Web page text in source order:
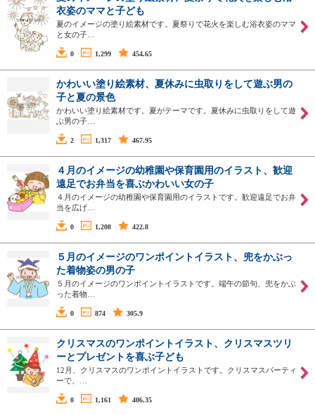
衣姿のママと子ども
夏のイメージの塗り絵素材です。夏祭りで花火を楽しむ浴衣姿のママ
と女の子…
0 1,299 454.65
かわいい塗り絵素材、夏休みに虫取りをして遊ぶ男の
子と夏の景色
かわいい塗り絵素材です。夏がテーマです。夏休みに虫取りをして遊
ぶ男の子…
2 1,317 467.95
４月のイメージの幼稚園や保育園用のイラスト、歓迎
遠足でお弁当を喜ぶかわいい女の子
４月のイメージの幼稚園や保育園用のイラストです。歓迎遠足でお弁
当を広げ…
0 1,208 422.8
５月のイメージのワンポイントイラスト、兜をかぶっ
た着物姿の男の子
５月のイメージのワンポイントイラストです。端午の節句、兜をかぶ
った着物…
0 874 305.9
クリスマスのワンポイントイラスト、クリスマスツリ
ーとプレゼントを喜ぶ子ども
12月、クリスマスのワンポイントイラストです。クリスマスパーティ
ーで、…
0 1,161 406.35